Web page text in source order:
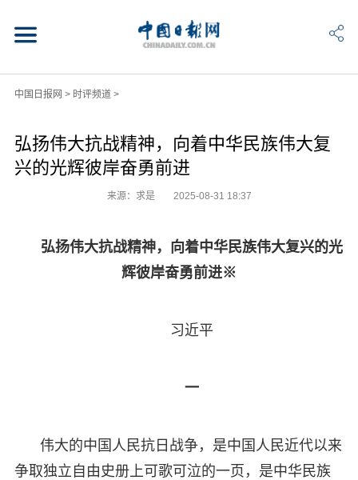
中国日报网 > 时评频道>
弘扬伟大抗战精神，向着中华民族伟大复
兴的光辉彼岸奋勇前进
来源：求是 2025-08-31 18:37
弘扬伟大抗战精神，向着中华民族伟大复兴的光
辉彼岸奋勇前进※
习近平
一
伟大的中国人民抗日战争，是中国人民近代以来
争取独立自由史册上可歌可泣的一页，是中华民族